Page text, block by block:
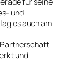
und
es auch am
und